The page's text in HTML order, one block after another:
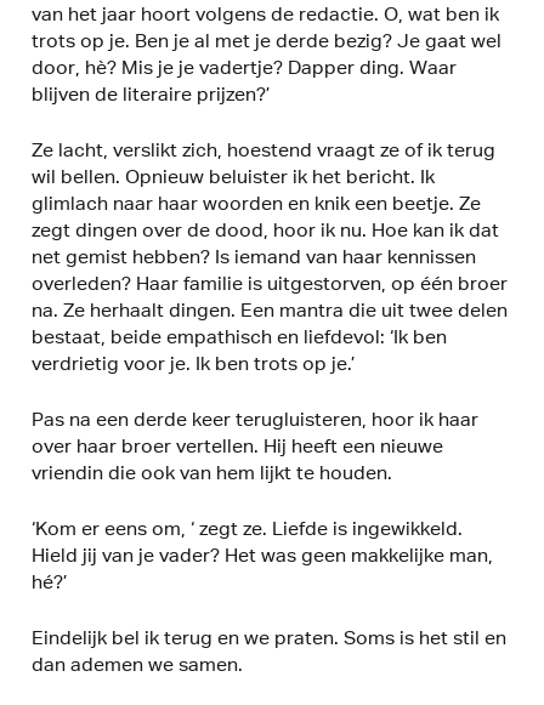
van het jaar hoort volgens de redactie. O, wat ben ik
trots op je. Ben je al met je derde bezig? Je gaat wel
door, hè? Mis je je vadertje? Dapper ding. Waar
blijven de literaire prijzen?’
Ze lacht, verslikt zich, hoestend vraagt ze of ik terug
wil bellen. Opnieuw beluister ik het bericht. Ik
glimlach naar haar woorden en knik een beetje. Ze
zegt dingen over de dood, hoor ik nu. Hoe kan ik dat
net gemist hebben? Is iemand van haar kennissen
overleden? Haar familie is uitgestorven, op één broer
na. Ze herhaalt dingen. Een mantra die uit twee delen
bestaat, beide empathisch en liefdevol: ‘Ik ben
verdrietig voor je. Ik ben trots op je.’
Pas na een derde keer terugluisteren, hoor ik haar
over haar broer vertellen. Hij heeft een nieuwe
vriendin die ook van hem lijkt te houden.
‘Kom er eens om, ‘ zegt ze. Liefde is ingewikkeld.
Hield jij van je vader? Het was geen makkelijke man,
hé?’
Eindelijk bel ik terug en we praten. Soms is het stil en
dan ademen we samen.